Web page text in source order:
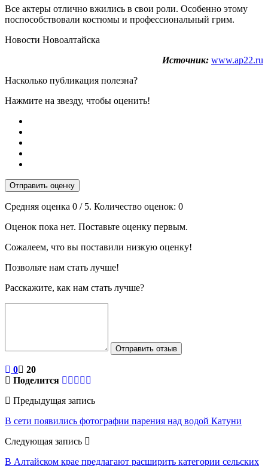
Все актеры отлично вжились в свои роли. Особенно этому
поспособствовали костюмы и профессиональный грим.
Новости Новоалтайска
Источник: www.ap22.ru
Насколько публикация полезна?
Нажмите на звезду, чтобы оценить!
Отправить оценку
Средняя оценка 0 / 5. Количество оценок: 0
Оценок пока нет. Поставьте оценку первым.
Сожалеем, что вы поставили низкую оценку!
Позвольте нам стать лучше!
Расскажите, как нам стать лучше?
Отправить отзыв
0
20
Поделится
Предыдущая запись
В сети появились фотографии парения над водой Катуни
Следующая запись
В Алтайском крае предлагают расширить категории сельских